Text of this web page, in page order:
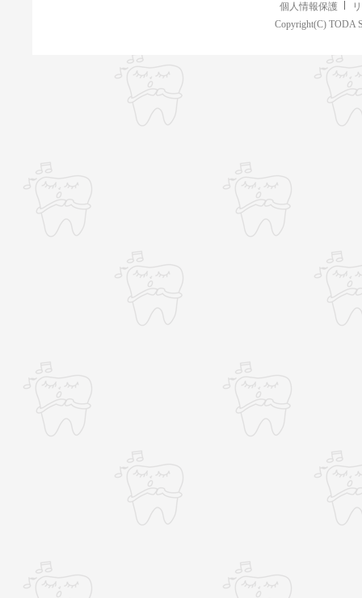
個人情報保護
Copyright(C) TODA